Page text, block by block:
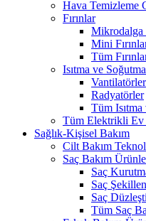
Hava Temizleme
Fırınlar
Mikrodalga
Mini
Tüm
Isıtma ve
Vantilatörler
Radyatörler
Tüm
Tüm Elektrikli Ev
Sağlık-Kişisel Bakım
Cilt Bakım
Saç Bakım
Saç
Saç
Saç
Tüm Saç